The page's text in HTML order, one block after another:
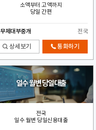
소액부터 고액까지
당일 간편
무제대부중개 전국
상세보기 통화하기
일수 월변 당일대출
전국
일수 월변 당일신용대출